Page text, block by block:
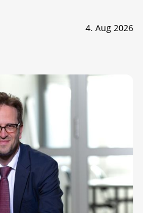
4. Aug 2026